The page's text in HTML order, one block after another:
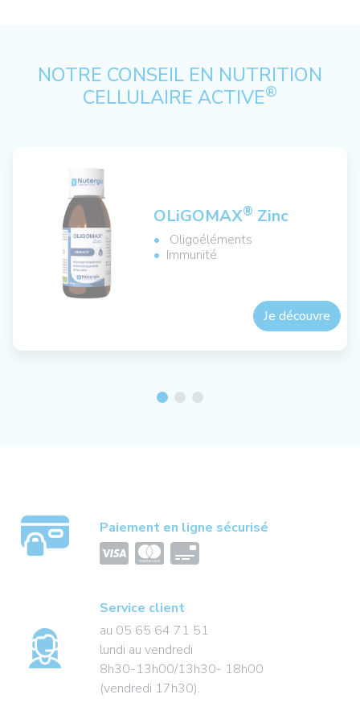
NOTRE CONSEIL EN NUTRITION
CELLULAIRE ACTIVE®
OLiGOMAX® Zinc
Oligoéléments
Immunité
Je découvre
Paiement en ligne sécurisé
Service client
au 05 65 64 71 51
lundi au vendredi
8h30-13h00/13h30- 18h00
(vendredi 17h30).